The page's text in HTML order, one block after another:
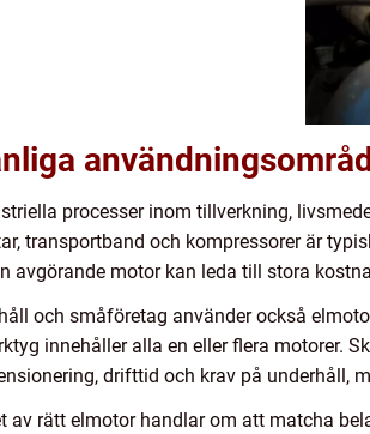
processer inom tillverkning,
transportband och kompressorer är
avgörande motor kan leda till stora
och småföretag använder också
innehåller alla en eller flera motorer.
drifttid och krav på underhåll,
av rätt elmotor handlar om att matcha